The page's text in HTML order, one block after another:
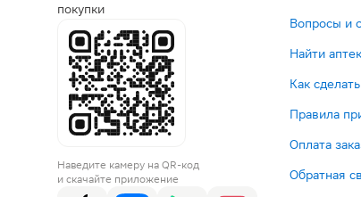
покупки
Наведите камеру на QR-код
и скачайте приложение
Вопросы и
Найти
Как
Правила
Оплата
Обратная